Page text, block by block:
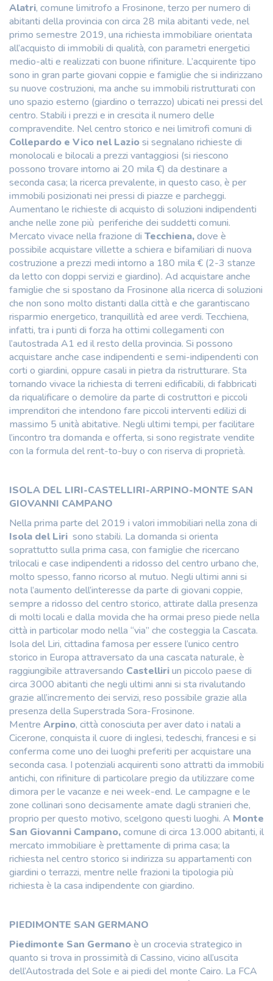
Alatri, comune limitrofo a Frosinone, terzo per numero di
abitanti della provincia con circa 28 mila abitanti vede, nel
primo semestre 2019, una richiesta immobiliare orientata
all’acquisto di immobili di qualità, con parametri energetici
medio-alti e realizzati con buone rifiniture. L’acquirente tipo
sono in gran parte giovani coppie e famiglie che si indirizzano
su nuove costruzioni, ma anche su immobili ristrutturati con
uno spazio esterno (giardino o terrazzo) ubicati nei pressi del
centro. Stabili i prezzi e in crescita il numero delle
compravendite. Nel centro storico e nei limitrofi comuni di
Collepardo e Vico nel Laziosi segnalano richieste di
monolocali e bilocali a prezzi vantaggiosi (si riescono
possono trovare intorno ai 20 mila €) da destinare a
seconda casa; la ricerca prevalente, in questo caso, è per
immobili posizionati nei pressi di piazze e parcheggi.
Aumentano le richieste di acquisto di soluzioni indipendenti
anche nelle zone più periferiche dei suddetti comuni.
Mercato vivace nella frazione di Tecchiena,dove è
possibile acquistare villette a schiera e bifamiliari di nuova
costruzione a prezzi medi intorno a 180 mila € (2-3 stanze
da letto con doppi servizi e giardino). Ad acquistare anche
famiglie che si spostano da Frosinone alla ricerca di soluzioni
che non sono molto distanti dalla città e che garantiscano
risparmio energetico, tranquillità ed aree verdi. Tecchiena,
infatti, tra i punti di forza ha ottimi collegamenti con
l’autostrada A1 ed il resto della provincia. Si possono
acquistare anche case indipendenti e semi-indipendenti con
corti o giardini, oppure casali in pietra da ristrutturare. Sta
tornando vivace la richiesta di terreni edificabili, di fabbricati
da riqualificare o demolire da parte di costruttori e piccoli
imprenditori che intendono fare piccoli interventi edilizi di
massimo 5 unità abitative. Negli ultimi tempi, per facilitare
l’incontro tra domanda e offerta, si sono registrate vendite
con la formula del rent-to-buy o con riserva di proprietà.
ISOLA DEL LIRI-CASTELLIRI-ARPINO-MONTE SAN
GIOVANNI CAMPANO
Nella prima parte del 2019 i valori immobiliari nella zona di
Isola del Liri sono stabili. La domanda si orienta
soprattutto sulla prima casa, con famiglie che ricercano
trilocali e case indipendenti a ridosso del centro urbano che,
molto spesso, fanno ricorso al mutuo. Negli ultimi anni si
nota l’aumento dell’interesse da parte di giovani coppie,
sempre a ridosso del centro storico, attirate dalla presenza
di molti locali e dalla movida che ha ormai preso piede nella
città in particolar modo nella “via” che costeggia la Cascata.
Isola del Liri, cittadina famosa per essere l’unico centro
storico in Europa attraversato da una cascata naturale, è
raggiungibile attraversando Castelliriun piccolo paese di
circa 3000 abitanti che negli ultimi anni si sta rivalutando
grazie all’incremento dei servizi, reso possibile grazie alla
presenza della Superstrada Sora-Frosinone.
Mentre Arpino, città conosciuta per aver dato i natali a
Cicerone, conquista il cuore di inglesi, tedeschi, francesi e si
conferma come uno dei luoghi preferiti per acquistare una
seconda casa. I potenziali acquirenti sono attratti da immobili
antichi, con rifiniture di particolare pregio da utilizzare come
dimora per le vacanze e nei week-end. Le campagne e le
zone collinari sono decisamente amate dagli stranieri che,
proprio per questo motivo, scelgono questi luoghi. A Monte
San Giovanni Campano,comune di circa 13.000 abitanti, il
mercato immobiliare è prettamente di prima casa; la
richiesta nel centro storico si indirizza su appartamenti con
giardini o terrazzi, mentre nelle frazioni la tipologia più
richiesta è la casa indipendente con giardino.
PIEDIMONTE SAN GERMANO
Piedimonte San Germanoè un crocevia strategico in
quanto si trova in prossimità di Cassino, vicino all’uscita
dell’Autostrada del Sole e ai piedi del monte Cairo. La FCA